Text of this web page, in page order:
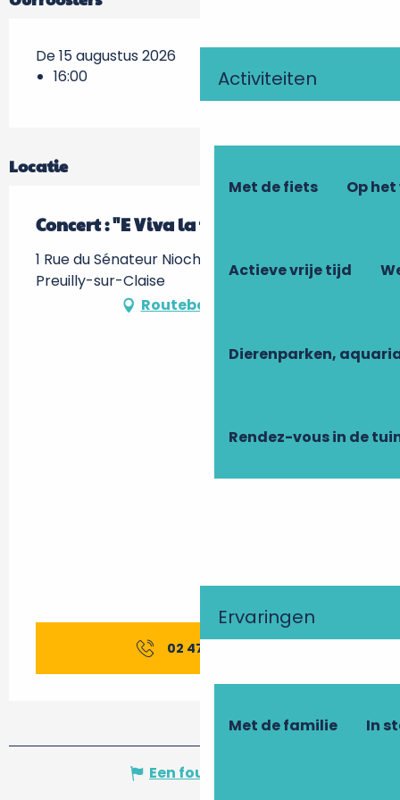
Activiteiten
Met de fiets Op
Actieve vrije tijd
Dierenparken,
Rendez-vous in de
Ervaringen
Met de familie In
De 15 augustus 2026
16:00
Locatie
Concert : "E Viva la flûte de Pan"
1 Rue du Sénateur Nioche, A l'Abbatiale -, 37290
Preuilly-sur-Claise
Routebeschrijving
02 47 94 59
Een fout melden